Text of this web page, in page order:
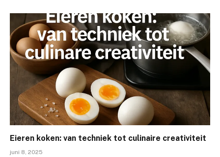
Eieren koken: van techniek tot culinaire creativiteit
juni 8, 2025